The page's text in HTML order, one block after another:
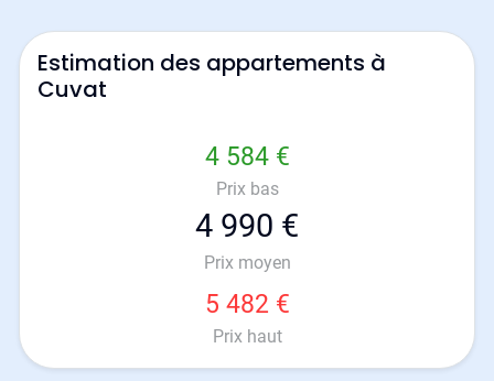
Estimation des appartements à
Cuvat
4 584 €
Prix bas
4 990 €
Prix moyen
5 482 €
Prix haut